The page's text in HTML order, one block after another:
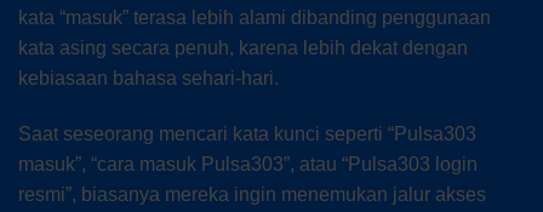
kata “masuk” terasa lebih alami dibanding penggunaan
kata asing secara penuh, karena lebih dekat dengan
kebiasaan bahasa sehari-hari.
Saat seseorang mencari kata kunci seperti “Pulsa303
masuk”, “cara masuk Pulsa303”, atau “Pulsa303 login
resmi”, biasanya mereka ingin menemukan jalur akses